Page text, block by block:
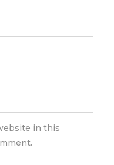
in this